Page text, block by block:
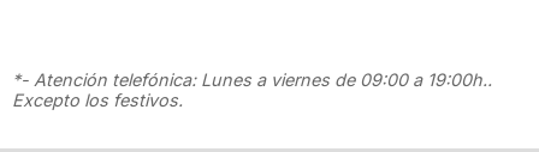
*- Atención telefónica: Lunes a viernes de 09:00 a 19:00h..
Excepto los festivos.